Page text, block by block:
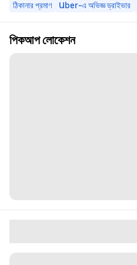
ঠিকানার প্রমাণ Uber-এ অভিজ্ঞ ড্রাইভার
পিকআপ লোকেশন